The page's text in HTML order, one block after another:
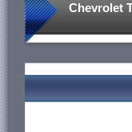
Chevrolet